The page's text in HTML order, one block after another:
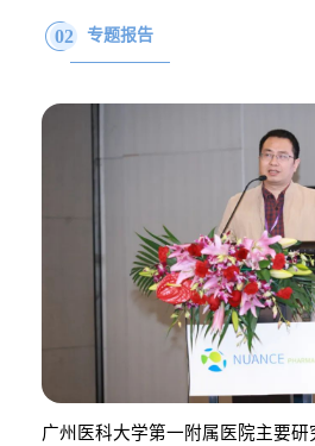
02 专题报告
广州医科大学第一附属医院主要研